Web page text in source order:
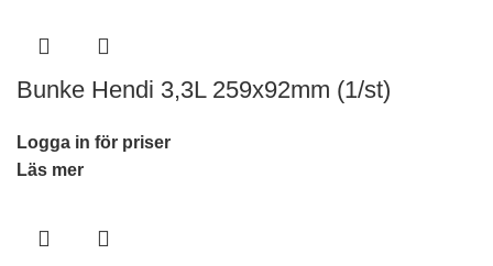
Bunke Hendi 3,3L 259x92mm (1/st)
Logga in för priser
Läs mer